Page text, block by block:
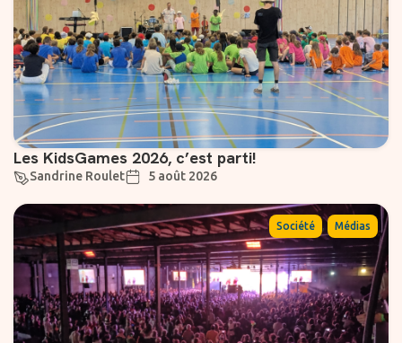
Les KidsGames 2026, c’est parti!
Sandrine Roulet 5 août 2026
Société , Médias